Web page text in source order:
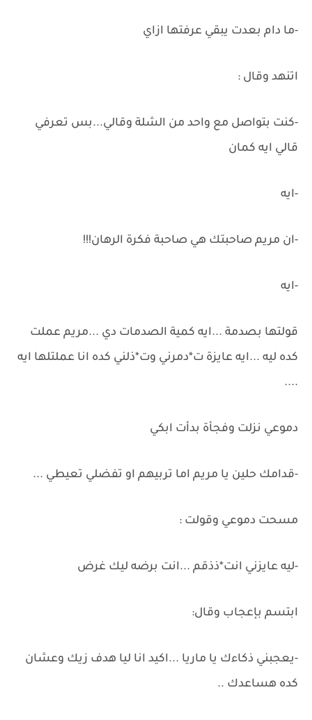
-ما دام بعدت يبقي عرفتها ازاي
اتنهد وقال :
-كنت بتواصل مع واحد من الشلة وقالي...بس تعرفي
قالي ايه كمان
-‏ايه
-‏ان مريم صاحبتك هي صاحبة فكرة الرهان!!!
-ايه
قولتها بصدمة ...ايه كمية الصدمات دي ...مريم عملت
كده ليه ...ايه عايزة ت*دمرني وت*ذلني كده انا عملتلها ايه
....
دموعي نزلت وفجأة بدأت ابكي
-قدامك حلين يا مريم اما تربيهم او تفضلي تعيطي ...
مسحت دموعي وقولت :
-ليه عايزني انت*ذذقم ...انت برضه ليك غرض
ابتسم بإعجاب وقال:
-يعجبني ذكاءك يا ماريا ...اكيد انا ليا هدف زيك وعشان
كده هساعدك ..